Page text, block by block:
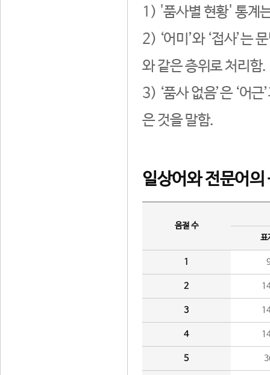
1) '품사별 현황' 통계
2) ‘어미’와 ‘접사’는
와 같은 층위로 처리함.
3) ‘품사 없음’은 ‘어
은 것을 말함.
일상어와 전문어의
음절 수
표
1
2
3
4
5